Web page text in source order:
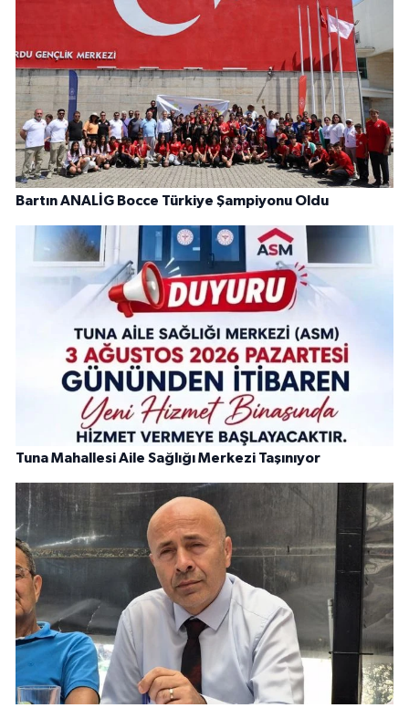
Bartın ANALİG Bocce Türkiye Şampiyonu Oldu
Tuna Mahallesi Aile Sağlığı Merkezi Taşınıyor